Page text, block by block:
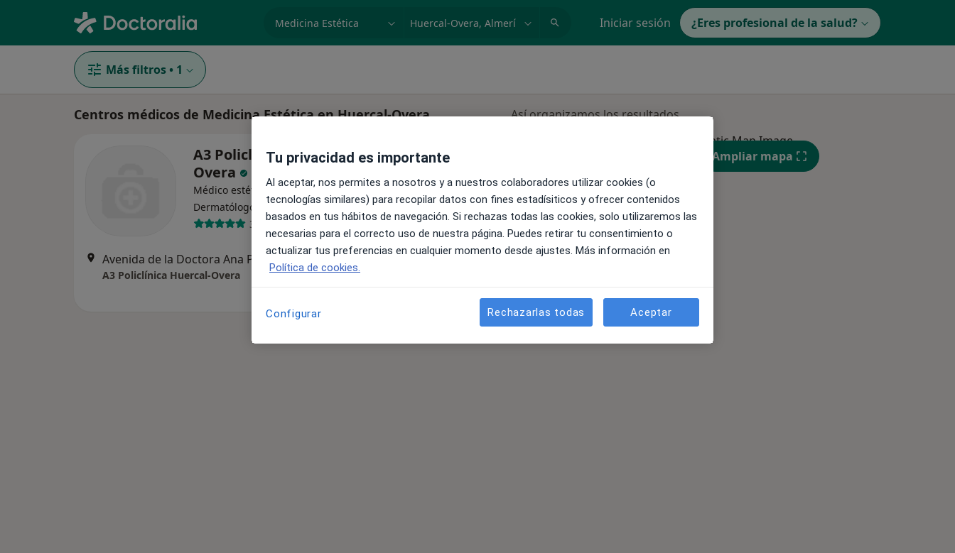
especialidad, enfermedad o nombre Iniciar sesión ¿Eres profesional de la salud?
Más filtros • 1
Centros médicos de Medicina Estética en Huercal-Overa Así organizamos los resultados
A3 Policlínica Huercal-
Overa
Médico estético, Analista clínico,
Dermatólogo
Ver más
39 opiniones
Avenida de la Doctora Ana Parra, 87, Huercal-Overa • Mapa
A3 Policlínica Huercal-Overa
Ampliar mapa
Tu privacidad es importante
Al aceptar, nos permites a nosotros y a nuestros colaboradores utilizar cookies (o
tecnologías similares) para recopilar datos con fines estadísiticos y ofrecer contenidos
basados en tus hábitos de navegación. Si rechazas todas las cookies, solo utilizaremos las
necesarias para el correcto uso de nuestra página. Puedes retirar tu consentimiento o
actualizar tus preferencias en cualquier momento desde ajustes. Más información en
Política de cookies.
Configurar Rechazarlas todas Aceptar